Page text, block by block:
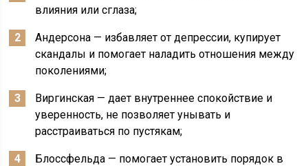
влияния или сглаза;
Андерсона — избавляет от депрессии, купирует
скандалы и помогает наладить отношения между
поколениями;
Виргинская — дает внутреннее спокойствие и
уверенность, не позволяет унывать и
расстраиваться по пустякам;
Блоссфельда — помогает установить порядок в